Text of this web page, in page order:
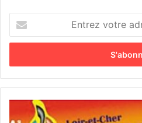
t
e
z
t
4